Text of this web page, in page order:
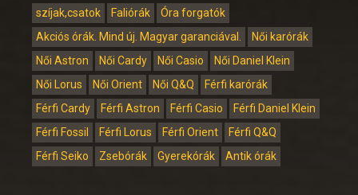
szíjak,csatok Faliórák
Óra forgatók
Akciós órák. Mind új. Magyar garanciával.
Női karórák
Női Astron
Női Cardy Női Casio
Női Daniel Klein
Női Lorus
Női Orient Női Q&Q
Férfi karórák
Férfi Cardy
Férfi Astron Férfi Casio
Férfi Daniel Klein
Férfi Fossil
Férfi Lorus Férfi Orient
Férfi Q&Q
Férfi Seiko
Zsebórák Gyerekórák Antik órák